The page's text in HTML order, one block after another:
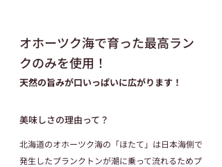
オホーツク海で育った最高ラン
クのみを使用！
天然の旨みが口いっぱいに広がります！
美味しさの理由って？
北海道のオホーツク海の「ほたて」は日本海側で
発生したプランクトンが潮に乗って流れるためプ